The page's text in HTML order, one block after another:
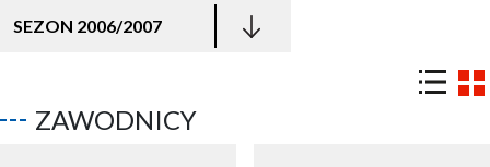
SEZON 2006/2007
ZAWODNICY